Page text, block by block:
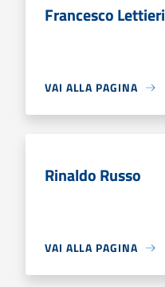
Francesco Lettieri
VAI ALLA PAGINA
Rinaldo Russo
VAI ALLA PAGINA